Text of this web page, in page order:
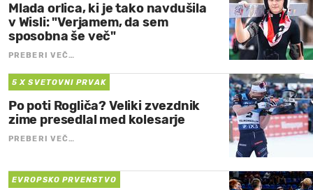
Mlada orlica, ki je tako navdušila
v Wisli: "Verjamem, da sem
sposobna še več"
PREBERI VEČ…
5 X SVETOVNI PRVAK
Po poti Rogliča? Veliki zvezdnik
zime presedlal med kolesarje
PREBERI VEČ…
EVROPSKO PRVENSTVO